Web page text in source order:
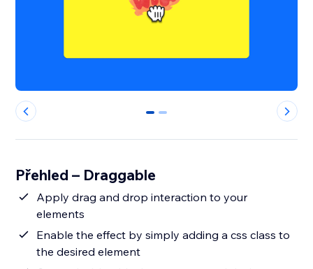
0 1
Přehled – Draggable
Apply drag and drop interaction to your
elements
Enable the effect by simply adding a css class to
the desired element